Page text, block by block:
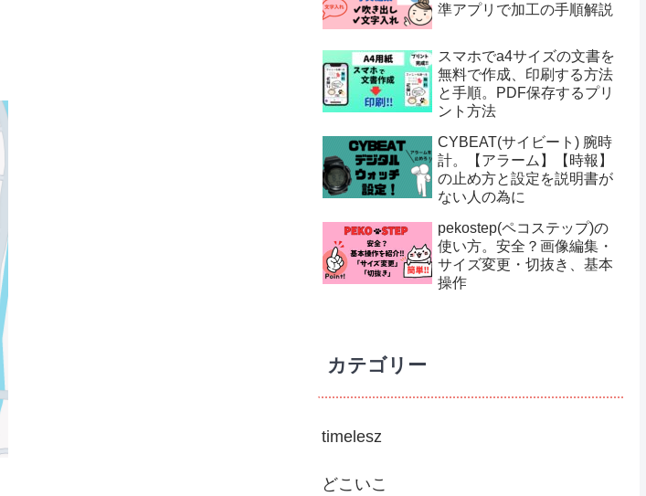
準アプリで加工の手順解説
スマホでa4サイズの文書を
無料で作成、印刷する方法
と手順。PDF保存するプリ
ント方法
CYBEAT(サイビート) 腕時
計。【アラーム】【時報】
の止め方と設定を説明書が
ない人の為に
pekostep(ペコステップ)の
使い方。安全？画像編集・
サイズ変更・切抜き、基本
操作
カテゴリー
timelesz
どこいこ